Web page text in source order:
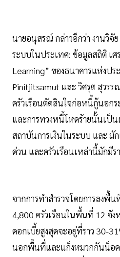
นายอนุสรณ์ กล่าวอีกว่า งานวิ
ระบบในประเทศ: ข้อมูลสถิติ เ
Learning” ของธนาคารแห่งปร
Pinitjitsamut และ วิศรุต สุวรร
ครัวเรือนตัดสินใจก่อหนี้กู้นอก
และการทวงหนี้โหดร้ายนั้นเป็น
สถาบันการเงินในระบบ และ มั
ด่วน และครัวเรือนเหล่านี้มักมี
จากการทำสำรวจโดยการลงพื้
4,800 ครัวเรือนในพื้นที่ 12 จัง
ดอกเบี้ยสูงสุดจะอยู่ที่ราว 30-
นอกพื้นที่และแก็งหมวกกันน็อ